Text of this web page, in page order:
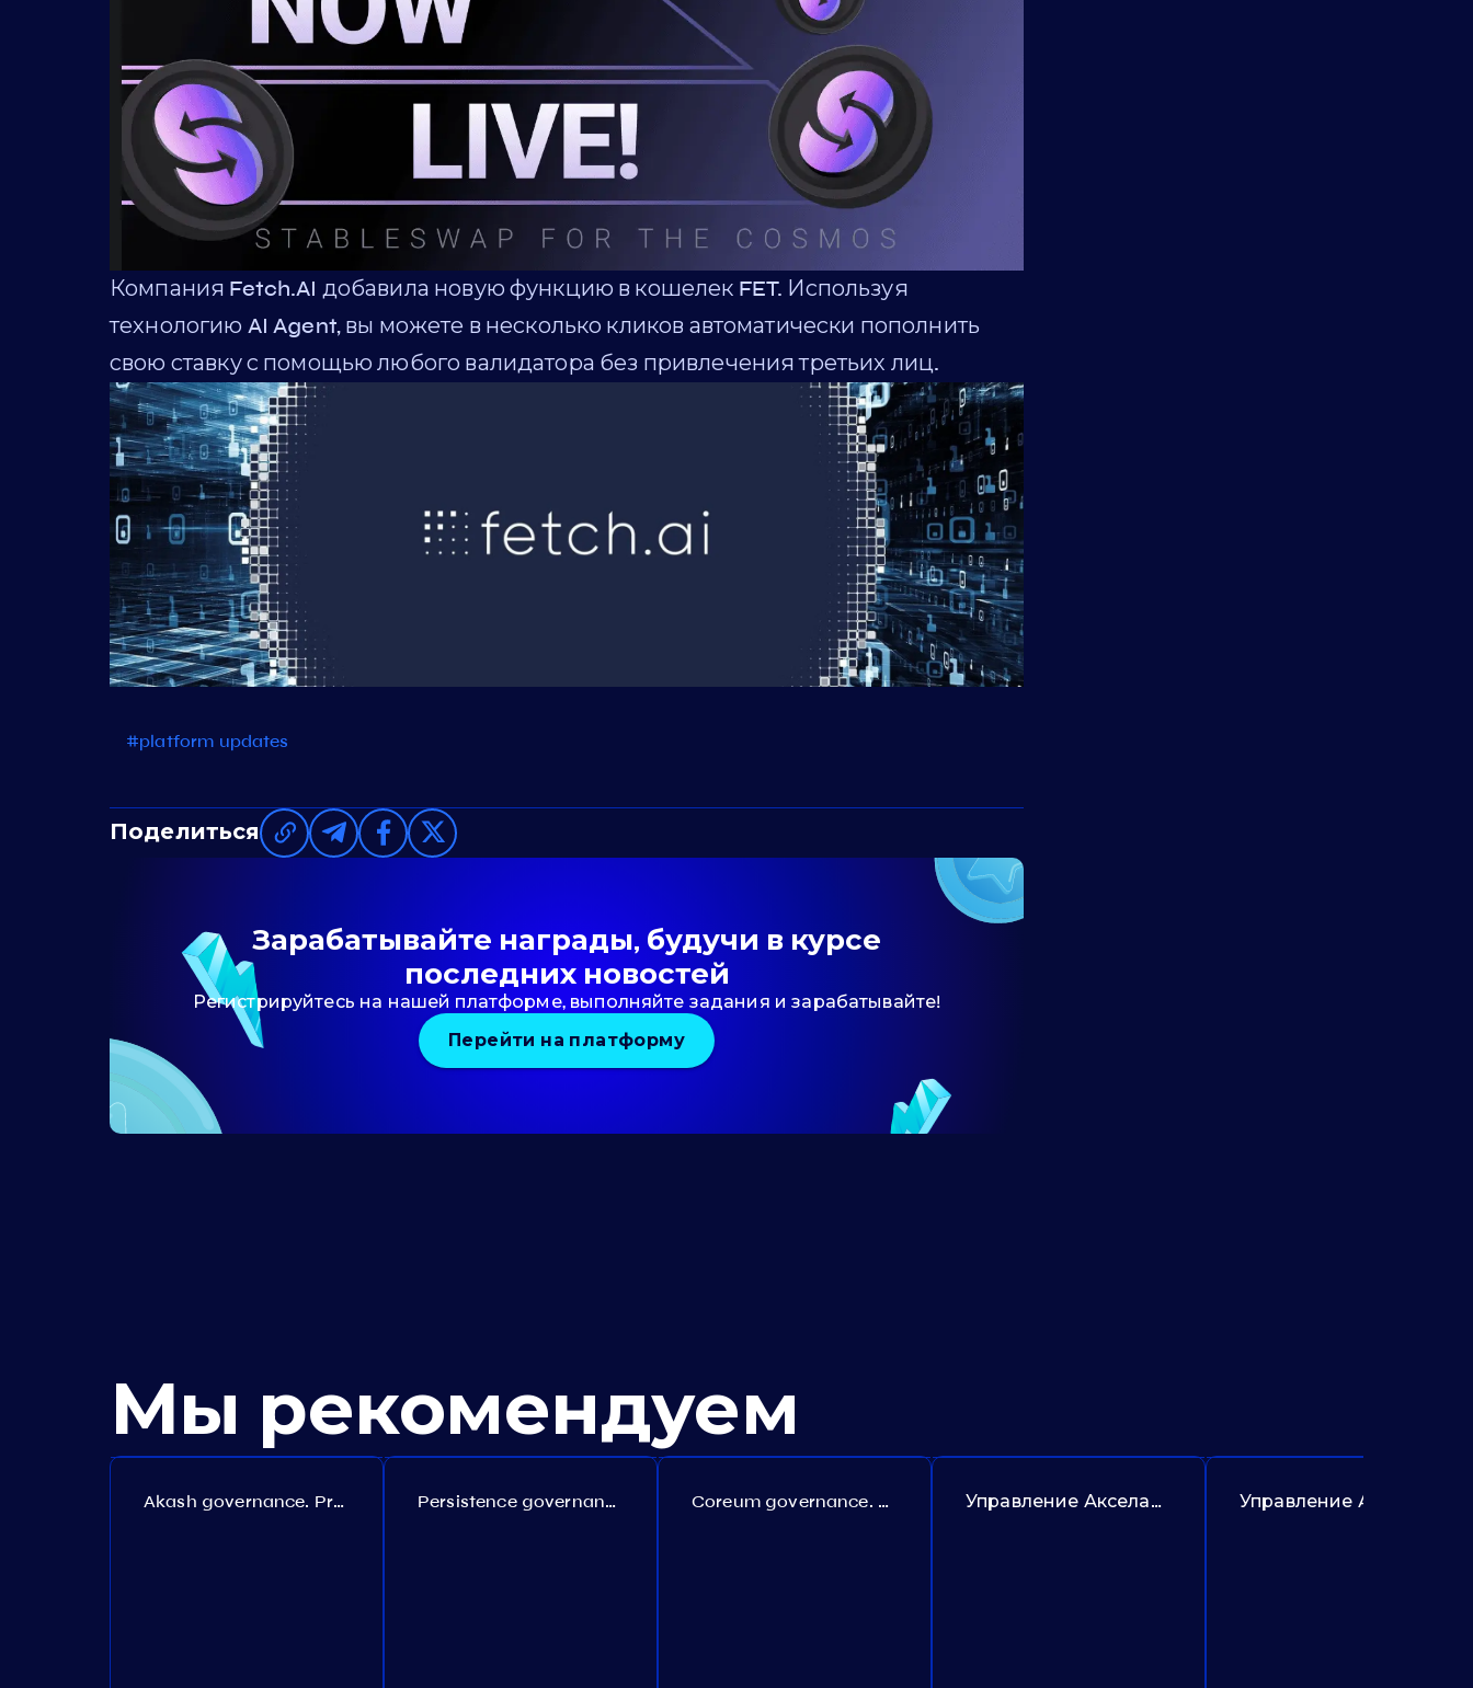
Компания Fetch.AI добавила новую функцию в кошелек FET. Используя
технологию AI Agent, вы можете в несколько кликов автоматически пополнить
свою ставку с помощью любого валидатора без привлечения третьих лиц.
#platform updates
Поделиться
Зарабатывайте награды, будучи в курсе
последних новостей
Регистрируйтесь на нашей платформе, выполняйте задания и зарабатывайте!
Перейти на платформу
Мы рекомендуем
Akash governance. Proposal №308 Persistence governance. Proposal №150 Coreum governance. Proposal №22 Управление Акселаром. Предложение №385